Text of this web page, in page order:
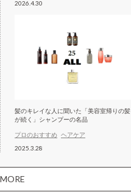
2026.4.30
髪のキレイな人に聞いた「美容室帰りの髪
が続く」シャンプーの名品
プロのおすすめ ヘアケア
2025.3.28